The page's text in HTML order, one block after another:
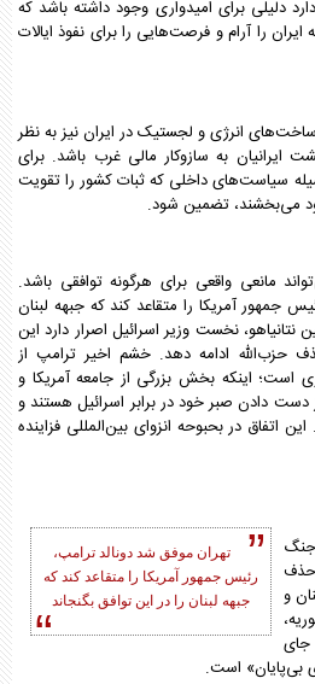
دلیلی برای امیدواری وجود داشته باشد که
را آرام و فرصت‌هایی را برای نفوذ ایالات
انرژی و لجستیک در ایران نیز به نظر
ایرانیان به سازوکار مالی غرب باشد. برای
سیاست‌های داخلی که ثبات کشور را تقویت
می‌بخشند، تضمین شود.
مانعی واقعی برای هرگونه توافقی باشد.
جمهور آمریکا را متقاعد کند که جبهه لبنان
نتانیاهو، نخست وزیر اسرائیل اصرار دارد این
حزب‌الله ادامه دهد. خشم اخیر ترامپ از
است؛ اینکه بخش بزرگی از جامعه آمریکا و
دادن صبر خود در برابر اسرائیل هستند و
در بحبوحه انزوای بین‌المللی فزاینده
تهران موفق شد دونالد ترامپ،
رئیس جمهور آمریکا را متقاعد کند که
جبهه لبنان را در این توافق بگنجاند
جنگ
و
جای
بی‌پایان» است.